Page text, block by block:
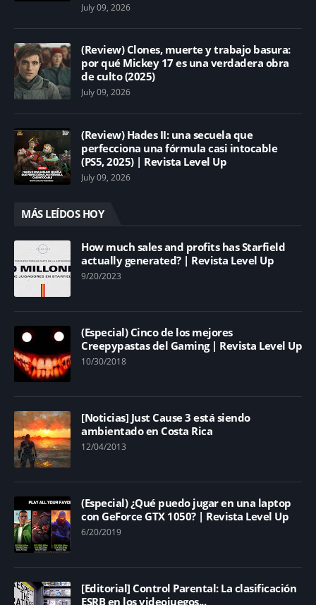
July 09, 2026
(Review) Clones, muerte y trabajo basura:
por qué Mickey 17 es una verdadera obra
de culto (2025)
July 09, 2026
(Review) Hades II: una secuela que
perfecciona una fórmula casi intocable
(PS5, 2025) | Revista Level Up
July 09, 2026
MÁS LEÍDOS HOY
How much sales and profits has Starfield
actually generated? | Revista Level Up
9/20/2023
(Especial) Cinco de los mejores
Creepypastas del Gaming | Revista Level Up
10/30/2018
[Noticias] Just Cause 3 está siendo
ambientado en Costa Rica
12/04/2013
(Especial) ¿Qué puedo jugar en una laptop
con GeForce GTX 1050? | Revista Level Up
6/20/2019
[Editorial] Control Parental: La clasificación
ESRB en los videojuegos...